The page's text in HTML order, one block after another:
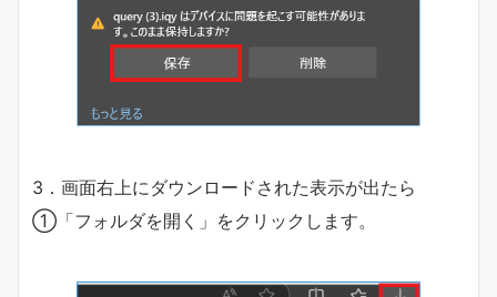
3．画面右上にダウンロードされた表示が出たら
①「フォルダを開く」をクリックします。